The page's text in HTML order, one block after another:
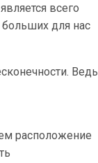
всего
для нас
Ведь
расположение